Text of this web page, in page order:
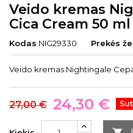
Veido kremas
Cica Cream 50 ml
Kodas NIG29330 Prekės
Veido kremas Nightingale
27,00 € 24,30 €